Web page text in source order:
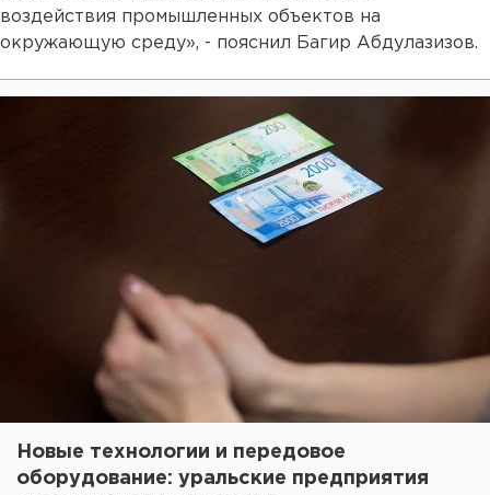
воздействия промышленных объектов на
окружающую среду», - пояснил Багир Абдулазизов.
Новые технологии и передовое
оборудование: уральские предприятия